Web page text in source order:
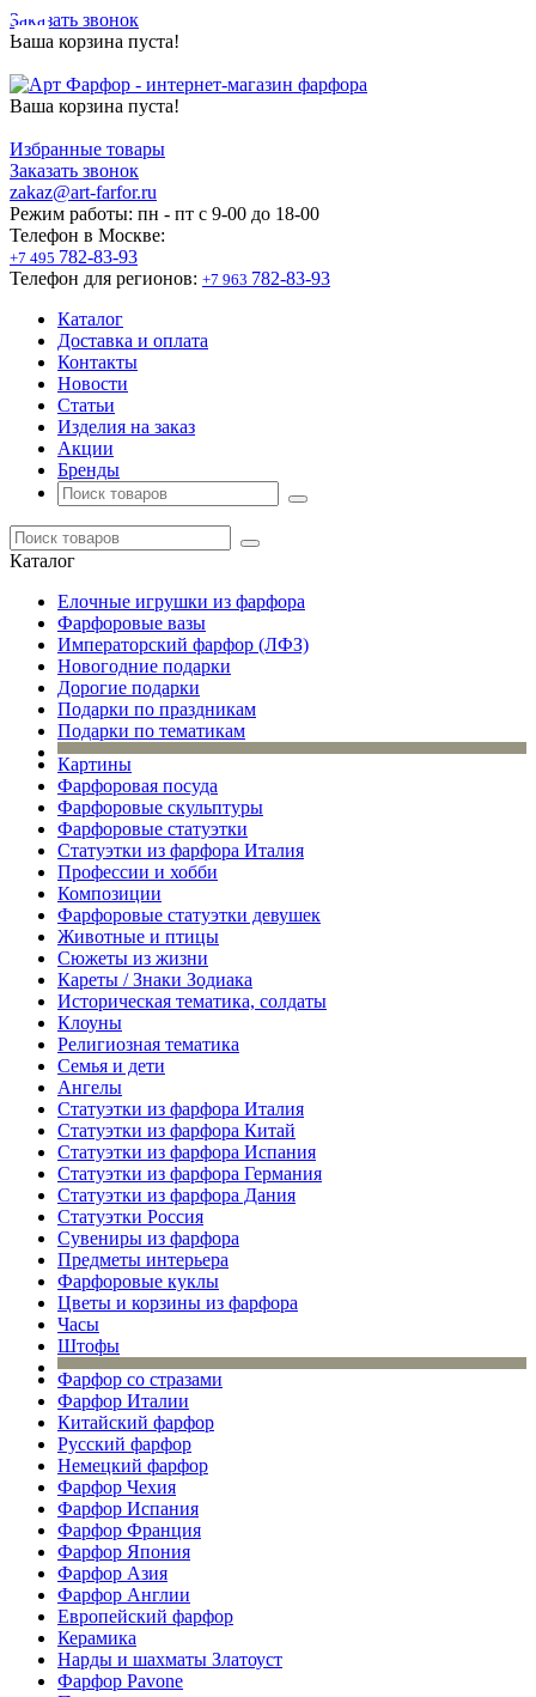
Заказать звонок
Ваша корзина пуста!
Ваша корзина пуста!
Избранные товары
Заказать звонок
zakaz@art-farfor.ru
Режим работы: пн - пт c 9-00 до 18-00
Телефон в Москве:
+7 495 782-83-93
Телефон для регионов: +7 963 782-83-93
Каталог
Доставка и оплата
Контакты
Новости
Статьи
Изделия на заказ
Акции
Бренды
Каталог
Елочные игрушки из фарфора
Фарфоровые вазы
Императорский фарфор (ЛФЗ)
Новогодние подарки
Дорогие подарки
Подарки по праздникам
Подарки по тематикам
Картины
Фарфоровая посуда
Фарфоровые скульптуры
Фарфоровые статуэтки
Статуэтки из фарфора Италия
Профессии и хобби
Композиции
Фарфоровые статуэтки девушек
Животные и птицы
Сюжеты из жизни
Кареты / Знаки Зодиака
Историческая тематика, солдаты
Клоуны
Религиозная тематика
Семья и дети
Ангелы
Статуэтки из фарфора Италия
Статуэтки из фарфора Китай
Статуэтки из фарфора Испания
Статуэтки из фарфора Германия
Статуэтки из фарфора Дания
Статуэтки Россия
Сувениры из фарфора
Предметы интерьера
Фарфоровые куклы
Цветы и корзины из фарфора
Часы
Штофы
Фарфор со стразами
Фарфор Италии
Китайский фарфор
Русский фарфор
Немецкий фарфор
Фарфор Чехия
Фарфор Испания
Фарфор Франция
Фарфор Япония
Фарфор Азия
Фарфор Англии
Европейский фарфор
Керамика
Нарды и шахматы Златоуст
Фарфор Pavone